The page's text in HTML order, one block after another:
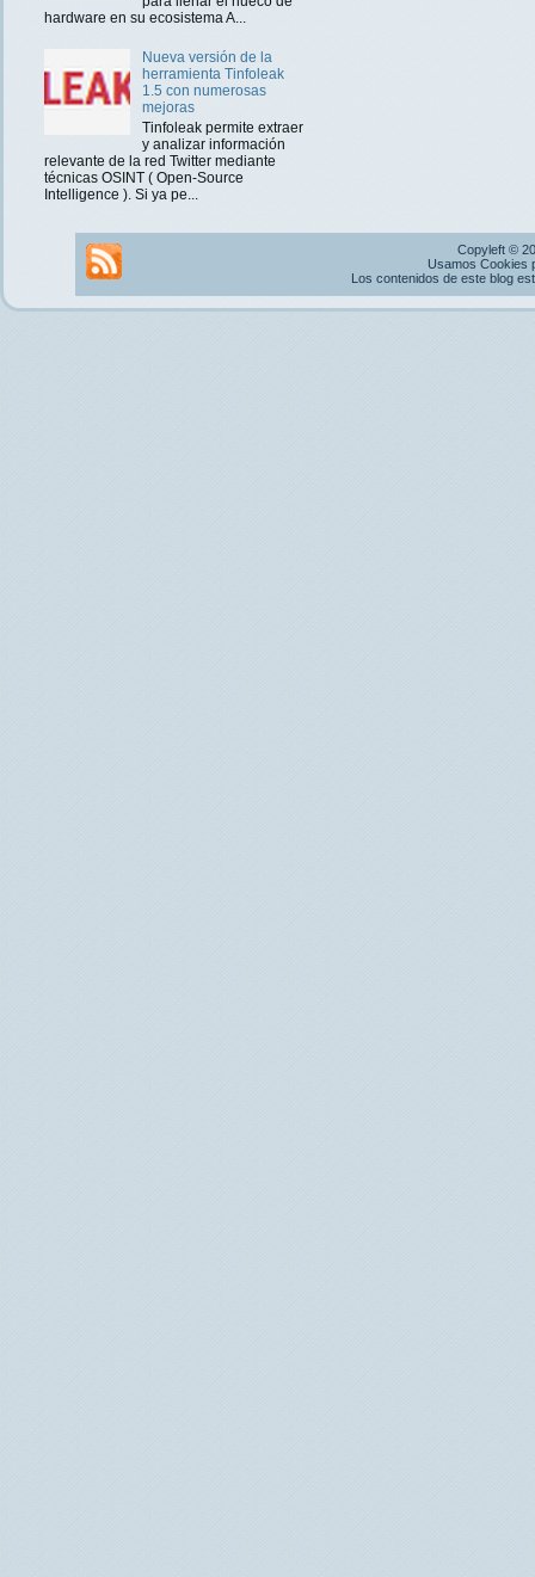
hardware en su ecosistema A...
Nueva versión de la
herramienta Tinfoleak
1.5 con numerosas
mejoras
Tinfoleak permite extraer
y analizar información
relevante de la red Twitter mediante
técnicas OSINT ( Open-Source
Intelligence ). Si ya pe...
Copyleft ©
Usamos Cookies
Los contenidos de este blog